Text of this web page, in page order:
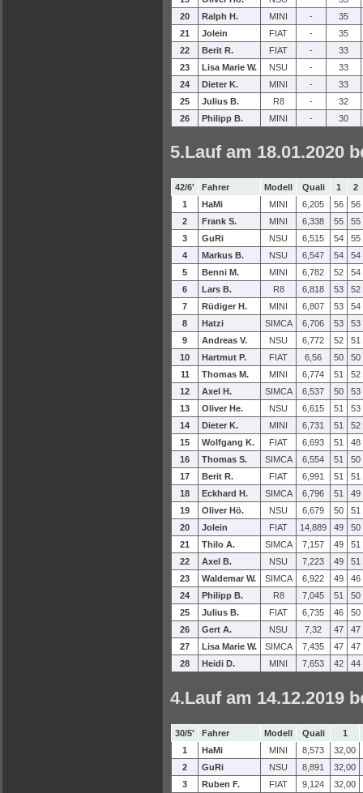
20
Ralph H. MINI -
35
21
Jolein FIAT -
35
22
Berit R. FIAT -
33
23
Lisa Marie W. NSU -
33
24
Dieter K. MINI -
33
25
Julius B. R8 -
32
26
Philipp B. MINI - 30
5.Lauf am 18.01.2020
42/6' Fahrer Modell Quali 1
2
1
HaMi MINI 6,205 56
56
2
Frank S. MINI 6,338 55
55
3
GuRi NSU 6,515 54
55
4
Markus B. NSU 6,547 54
54
5
Benni M. MINI 6,782 52
54
6
Lars B. R8 6,818 53
52
7
Rüdiger H. MINI 6,807 53
54
8
Hatzi SIMCA 6,706 53
53
9
Andreas V. NSU 6,772 52
51
10
Hartmut P. FIAT 6,56 50
50
11
Thomas M. MINI 6,774 51
52
12
Axel H. SIMCA 6,537 50
53
13
Oliver He. NSU 6,615 51
53
14
Dieter K. MINI 6,731 51
52
15
Wolfgang K. FIAT 6,693 51
48
16
Thomas S. SIMCA 6,554 51
50
17
Berit R. FIAT 6,991 51
51
18
Eckhard H. SIMCA 6,796 51
49
19
Oliver Hö. NSU 6,679 50
51
20
Jolein FIAT 14,889 49
50
21
Thilo A. SIMCA 7,157 49
51
22
Axel B. NSU 7,223 49
51
23
Waldemar W. SIMCA 6,922 49
46
24
Philipp B. R8 7,045 51
50
25
Julius B. FIAT 6,735 46
50
26
Gert A. NSU 7,32 47
47
27
Lisa Marie W. SIMCA 7,435 47
47
28
Heidi D. MINI 7,653 42 44
4.Lauf am 14.12.2019
30/5' Fahrer Modell Quali
1
1
HaMi MINI 8,573
32,00
2
GuRi NSU 8,891
32,00
3
Ruben F. FIAT 9,124
32,00